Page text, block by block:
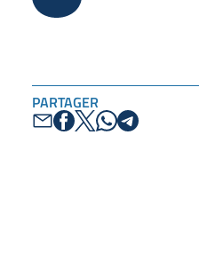
PARTAGER